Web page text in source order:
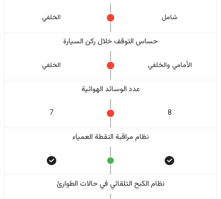
شامل الخلفي
حساس التوقف خلال ركن السيارة
الأمامي والخلفي الخلفي
عدد الوسائد الهوائية
8
7
نظام مراقبة النقطة العمياء
نظام الكبح التلقائي في حالات الطوارئ